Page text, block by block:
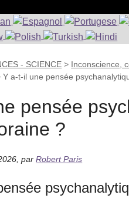
- SCIENCE > Inconscience,
Y a-t-il une pensée
pensée
?
,parRobert Paris